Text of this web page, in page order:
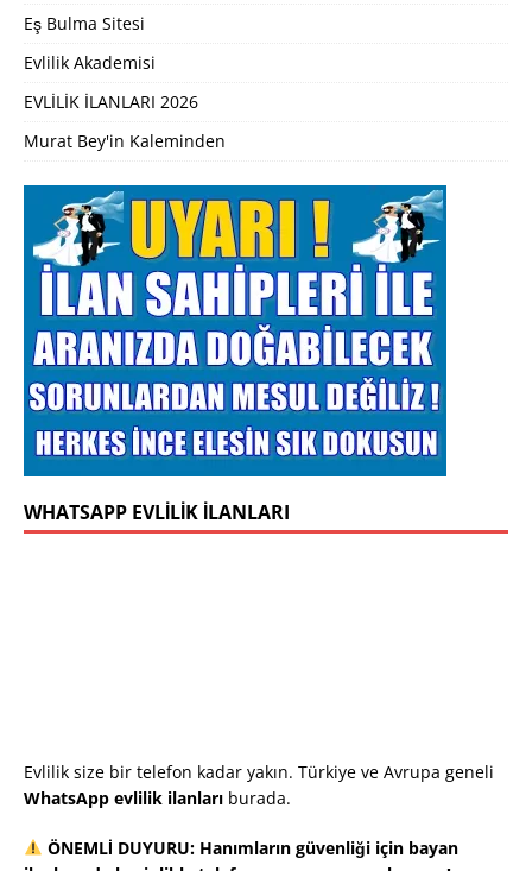
Eş Bulma Sitesi
Evlilik Akademisi
EVLİLİK İLANLARI 2026
Murat Bey'in Kaleminden
WHATSAPP EVLILIK İLANLARI
Evlilik size bir telefon kadar yakın. Türkiye ve Avrupa geneli
WhatsApp evlilik ilanları burada.
ÖNEMLİ DUYURU: Hanımların güvenliği için bayan